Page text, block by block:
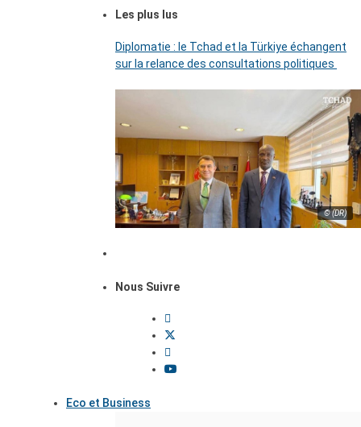
Les plus lus
Diplomatie : le Tchad et la Türkiye échangent
sur la relance des consultations politiques
© (DR)
Nous Suivre
Eco et Business